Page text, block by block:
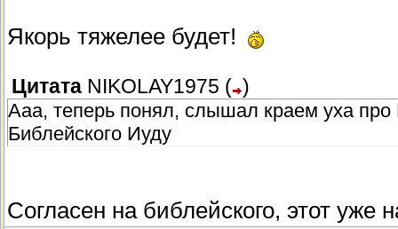
Якорь тяжелее будет!
Цитата NIKOLAY1975 ( )
Ааа, теперь понял, слышал краем уха
Библейского Иуду
Согласен на библейского, этот уже